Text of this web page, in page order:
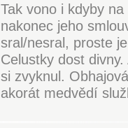
Tak vono i kdyby
nakonec jeho
sral/nesral, proste
Celustky dost
si zvyknul.
akorát medvědí